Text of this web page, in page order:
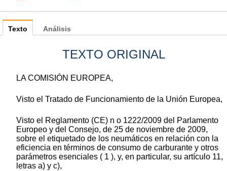
Texto
TEXTO ORIGINAL
LA COMISIÓN EUROPEA,
Visto el Tratado de Funcionamiento de la Unión Europea,
Visto el Reglamento (CE) n o 1222/2009 del Parlamento
Europeo y del Consejo, de 25 de noviembre de 2009,
sobre el etiquetado de los neumáticos en relación con la
eficiencia en términos de consumo de carburante y otros
parámetros esenciales ( 1 ), y, en particular, su artículo 11,
letras a) y c),
Análisis